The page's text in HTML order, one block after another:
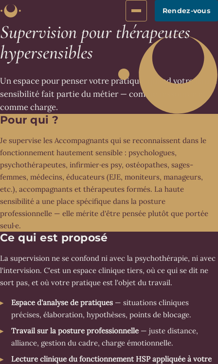
Rendez-vous
Supervision pour thérapeutes
hypersensibles
Un espace pour penser votre pratique, quand votre haute
sensibilité fait partie du métier — comme ressource et
comme charge.
Pour qui ?
Je supervise les Accompagnants qui se reconnaissent dans le
fonctionnement hautement sensible : psychologues,
psychothérapeutes, infirmier·es psy, ostéopathes, sages-
femmes, médecins, éducateurs (EJE, moniteurs, manageurs,
etc.), accompagnants et thérapeutes formés. La haute
sensibilité a une place spécifique dans la posture
professionnelle — elle mérite d'être pensée plutôt que portée
seul·e.
Ce qui est proposé
La supervision ne se confond ni avec la psychothérapie, ni avec
l'intervision. C'est un espace clinique tiers, où ce qui se dit ne
sort pas, et où votre pratique est l'objet du travail.
Espace d'analyse de pratiques— situations cliniques
précises, élaboration, hypothèses, points de blocage.
Travail sur la posture professionnelle— juste distance,
alliance, gestion du cadre, charge émotionnelle.
Lecture clinique du fonctionnement HSP appliquée à votre